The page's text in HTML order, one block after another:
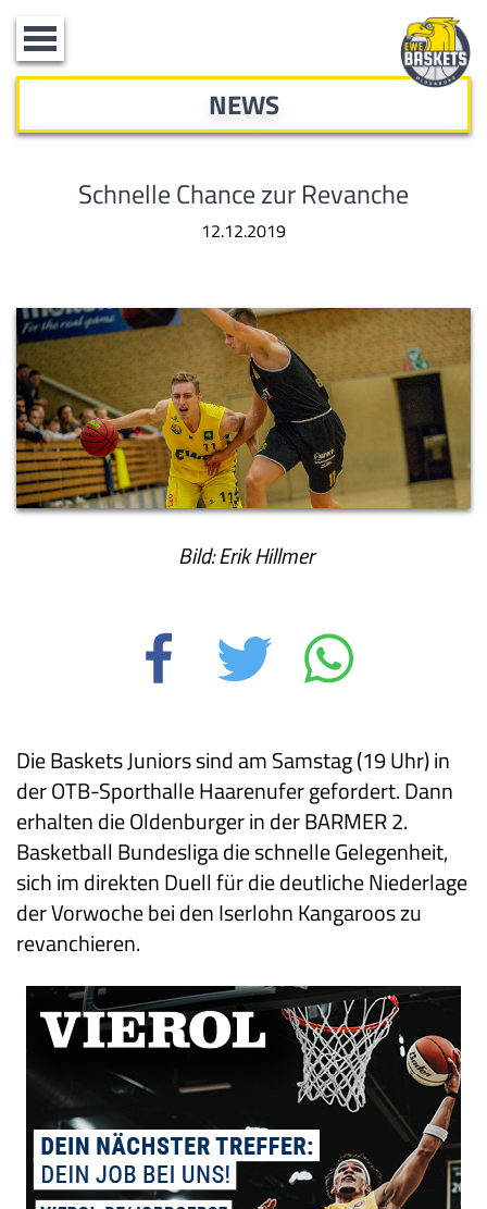
Toggle
navigation
NEWS
Schnelle Chance zur Revanche
12.12.2019
Bild: Erik Hillmer
Die Baskets Juniors sind am Samstag (19 Uhr) in
der OTB-Sporthalle Haarenufer gefordert. Dann
erhalten die Oldenburger in der BARMER 2.
Basketball Bundesliga die schnelle Gelegenheit,
sich im direkten Duell für die deutliche Niederlage
der Vorwoche bei den Iserlohn Kangaroos zu
revanchieren.